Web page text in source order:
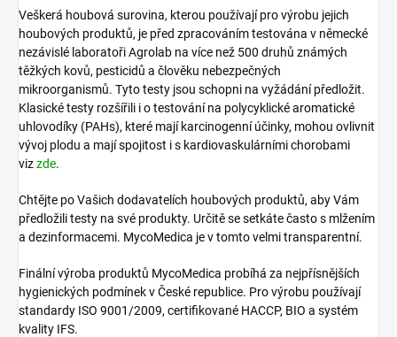
Veškerá houbová surovina, kterou používají pro výrobu jejich
houbových produktů, je před zpracováním testována v německé
nezávislé laboratoři Agrolab na více než 500 druhů známých
těžkých kovů, pesticidů a člověku nebezpečných
mikroorganismů. Tyto testy jsou schopni na vyžádání předložit.
Klasické testy rozšířili i o testování na polycyklické aromatické
uhlovodíky (PAHs), které mají karcinogenní účinky, mohou ovlivnit
vývoj plodu a mají spojitost i s kardiovaskulárními chorobami
vizzde.
Chtějte po Vašich dodavatelích houbových produktů, aby Vám
předložili testy na své produkty. Určitě se setkáte často s mlžením
a dezinformacemi. MycoMedica je v tomto velmi transparentní.
Finální výroba produktů MycoMedica probíhá za nejpřísnějších
hygienických podmínek v České republice. Pro výrobu používají
standardy ISO 9001/2009, certifikované HACCP, BIO a systém
kvality IFS.